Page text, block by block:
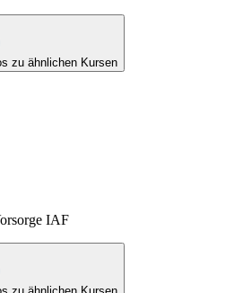
zu ähnlichen Kursen
IAF